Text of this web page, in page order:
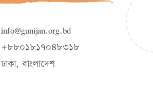
info@gunijan.org.bd
+৮৮০১৮১৭০৪৮৩১৮
ঢাকা, বাংলাদেশ